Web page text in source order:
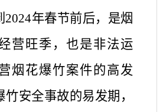
2024年春节前后，是烟
营旺季，也是非法运
烟花爆竹案件的高发
安全事故的易发期，